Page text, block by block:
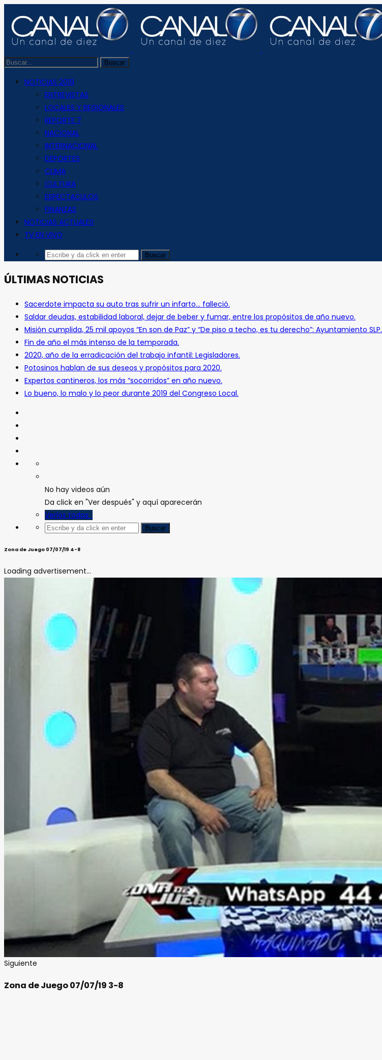
NOTICIAS 2019
ENTREVISTAS
LOCALES Y REGIONALES
REPORTE 7
NACIONAL
INTERNACIONAL
DEPORTES
CLIMA
CULTURA
ESPECTACULOS
FINANZAS
NOTICIAS ACTUALES
TV EN VIVO
ÚLTIMAS NOTICIAS
Sacerdote impacta su auto tras sufrir un infarto… falleció.
Saldar deudas, estabilidad laboral, dejar de beber y fumar, entre los propósitos de año nuevo.
Misión cumplida, 25 mil apoyos “En son de Paz” y “De piso a techo, es tu derecho”: Ayuntamiento SLP.
Fin de año el más intenso de la temporada.
2020, año de la erradicación del trabajo infantil: Legisladores.
Potosinos hablan de sus deseos y propósitos para 2020.
Expertos cantineros, los más “socorridos” en año nuevo.
Lo bueno, lo malo y lo peor durante 2019 del Congreso Local.
No hay videos aún
Da click en "Ver después" y aquí aparecerán
Verlos todos
Zona de Juego 07/07/19 4-8
Loading advertisement...
Siguiente
Zona de Juego 07/07/19 3-8